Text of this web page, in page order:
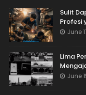
Sulit
Profesi
June
Lima
June